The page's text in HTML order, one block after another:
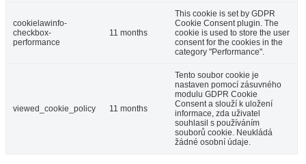
cookielawinfo-
checkbox-
performance
11 months
This cookie is set by GDPR
Cookie Consent plugin. The
cookie is used to store the user
consent for the cookies in the
category "Performance".
viewed_cookie_policy 11 months
Tento soubor cookie je
nastaven pomocí zásuvného
modulu GDPR Cookie
Consent a slouží k uložení
informace, zda uživatel
souhlasil s používáním
souborů cookie. Neukládá
žádné osobní údaje.